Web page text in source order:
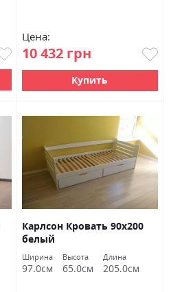
Цена:
10 432 грн
Купить
Карлсон Кровать 90х200
белый
Ширина
97.0см
Высота
65.0см
Длина
205.0см